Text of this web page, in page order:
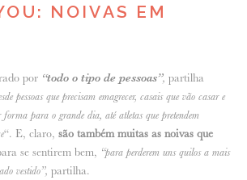
NOIVAS EM
por “todo o tipo de pessoas”, partilha
pessoas que precisam emagrecer, casais que vão casar e
forma para o grande dia, até atletas que pretendem
“. E, claro, são também muitas as noivas que
se sentirem bem, “para perderem uns quilos a mais
vestido”, partilha.